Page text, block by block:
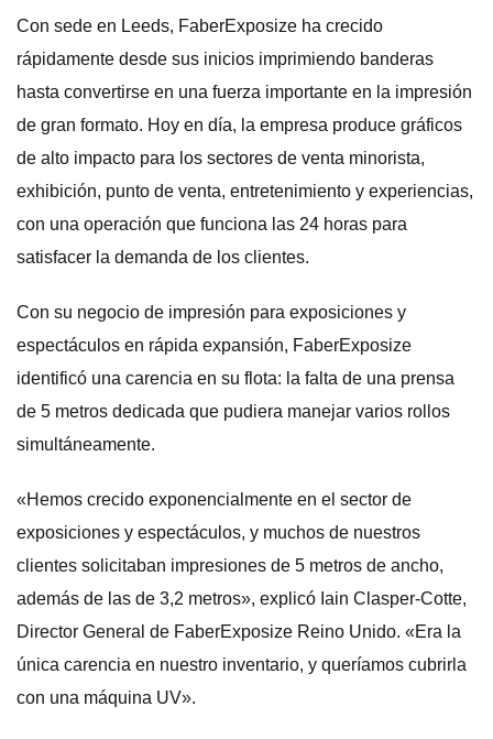
Con sede en Leeds, FaberExposize ha crecido
rápidamente desde sus inicios imprimiendo banderas
hasta convertirse en una fuerza importante en la impresión
de gran formato. Hoy en día, la empresa produce gráficos
de alto impacto para los sectores de venta minorista,
exhibición, punto de venta, entretenimiento y experiencias,
con una operación que funciona las 24 horas para
satisfacer la demanda de los clientes.
Con su negocio de impresión para exposiciones y
espectáculos en rápida expansión, FaberExposize
identificó una carencia en su flota: la falta de una prensa
de 5 metros dedicada que pudiera manejar varios rollos
simultáneamente.
«Hemos crecido exponencialmente en el sector de
exposiciones y espectáculos, y muchos de nuestros
clientes solicitaban impresiones de 5 metros de ancho,
además de las de 3,2 metros», explicó Iain Clasper-Cotte,
Director General de FaberExposize Reino Unido. «Era la
única carencia en nuestro inventario, y queríamos cubrirla
con una máquina UV».